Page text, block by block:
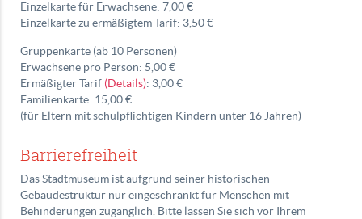
Einzelkarte für Erwachsene: 7,00 €
Einzelkarte zu ermäßigtem Tarif: 3,50 €
Gruppenkarte (ab 10 Personen)
Erwachsene pro Person: 5,00 €
Ermäßigter Tarif (Details): 3,00 €
Familienkarte: 15,00 €
(für Eltern mit schulpflichtigen Kindern unter 16 Jahren)
Barrierefreiheit
Das Stadtmuseum ist aufgrund seiner historischen
Gebäudestruktur nur eingeschränkt für Menschen mit
Behinderungen zugänglich. Bitte lassen Sie sich vor Ihrem